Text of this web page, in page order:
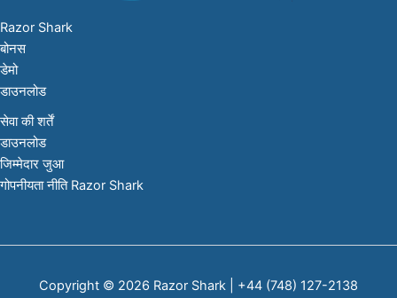
Razor Shark
बोनस
डेमो
डाउनलोड
सेवा की शर्तें
डाउनलोड
जिम्मेदार जुआ
गोपनीयता नीति Razor Shark
Copyright © 2026 Razor Shark | +44 (748) 127-2138